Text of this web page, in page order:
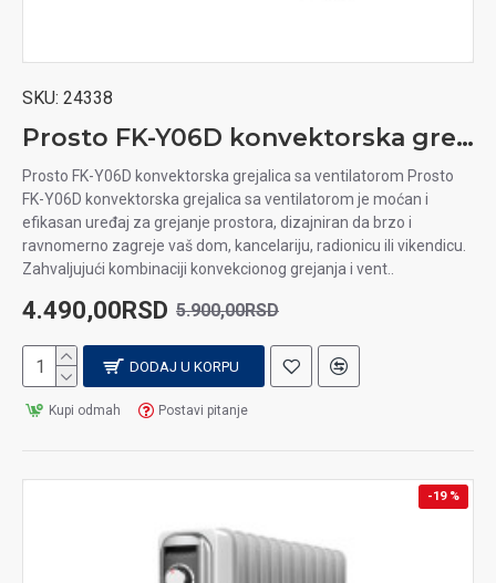
SKU: 24338
Prosto FK-Y06D konvektorska grejalica sa ventilatorom
Prosto FK-Y06D konvektorska grejalica sa ventilatorom Prosto
FK-Y06D konvektorska grejalica sa ventilatorom je moćan i
efikasan uređaj za grejanje prostora, dizajniran da brzo i
ravnomerno zagreje vaš dom, kancelariju, radionicu ili vikendicu.
Zahvaljujući kombinaciji konvekcionog grejanja i vent..
4.490,00RSD 5.900,00RSD
DODAJ U KORPU
Kupi odmah Postavi pitanje
-19 %